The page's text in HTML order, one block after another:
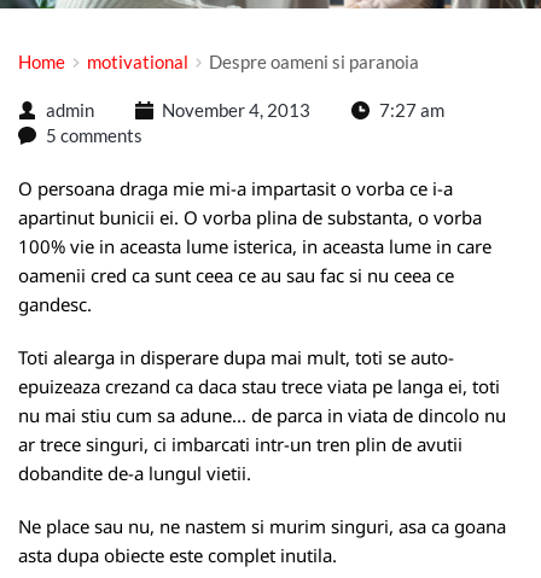
Home motivational Despre oameni si paranoia
admin November 4, 2013
7:27 am
5 comments
O persoana draga mie mi-a impartasit o vorba ce i-a
apartinut bunicii ei. O vorba plina de substanta, o vorba
100% vie in aceasta lume isterica, in aceasta lume in care
oamenii cred ca sunt ceea ce au sau fac si nu ceea ce
gandesc.
Toti alearga in disperare dupa mai mult, toti se auto-
epuizeaza crezand ca daca stau trece viata pe langa ei, toti
nu mai stiu cum sa adune... de parca in viata de dincolo nu
ar trece singuri, ci imbarcati intr-un tren plin de avutii
dobandite de-a lungul vietii.
Ne place sau nu, ne nastem si murim singuri, asa ca goana
asta dupa obiecte este complet inutila.